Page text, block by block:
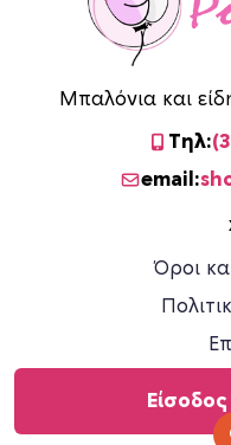
Μπαλόνια και
Τηλ:
email:
Όροι